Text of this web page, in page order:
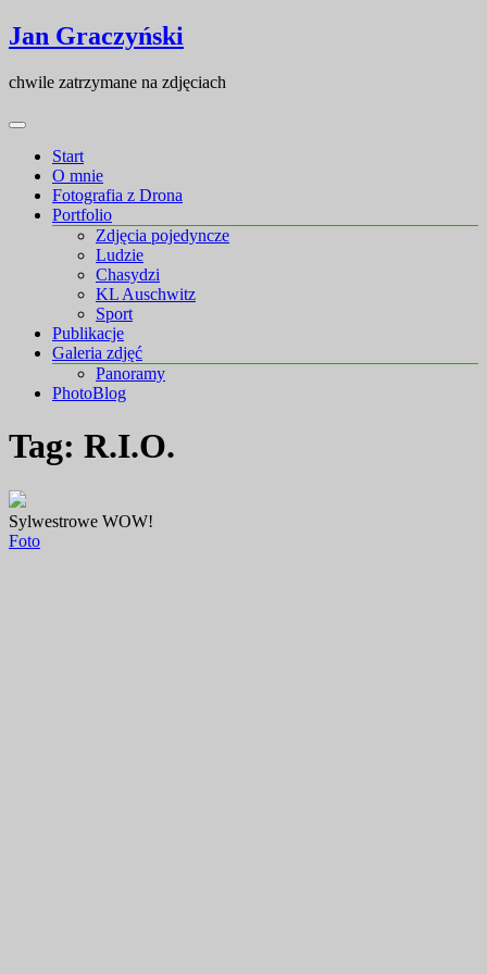
Skip
to
Skip
to
Jan Graczyński
chwile zatrzymane na zdjęciach
Start
O mnie
Fotografia z Drona
Portfolio
Zdjęcia pojedyncze
Ludzie
Chasydzi
KL Auschwitz
Sport
Publikacje
Galeria zdjęć
Panoramy
PhotoBlog
Tag: R.I.O.
Sylwestrowe WOW!
Foto